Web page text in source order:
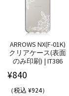
ARROWS NX(F-01K)
クリアケース(表面
のみ印刷) | IT386
¥840
（税込 ¥924）